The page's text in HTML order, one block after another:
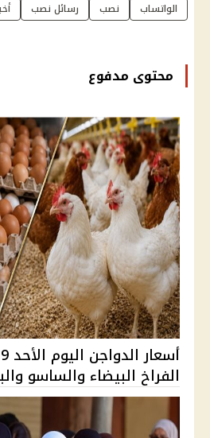
الواتساب نصب رسائل نصب
محتوى مدفوع
الفراخ البيضاء والساسو